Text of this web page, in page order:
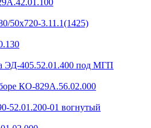
50х720-3.11.1(1425)
ЭД-405.52.01.400 под МГП
КО-829А.56.02.000
52.01.200-01 вогнутый